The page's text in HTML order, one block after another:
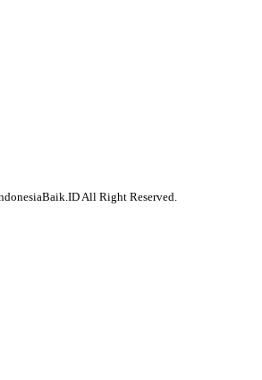
All Right Reserved.